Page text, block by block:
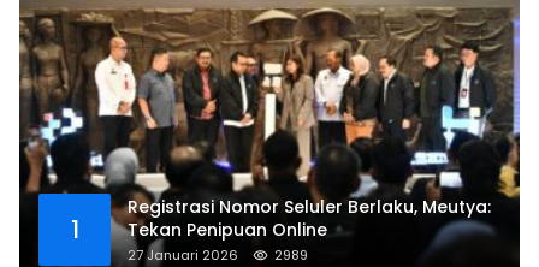
1
Registrasi Nomor Seluler Berlaku, Meutya:
Tekan Penipuan Online
27 Januari 2026 2989